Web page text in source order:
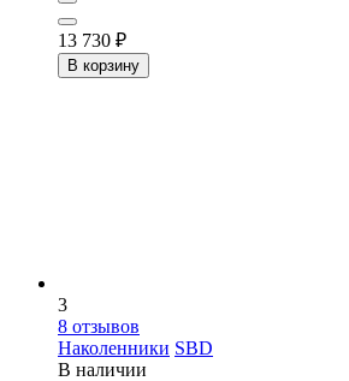
13 730 ₽
В корзину
3
8 отзывов
Наколенники SBD
В наличии